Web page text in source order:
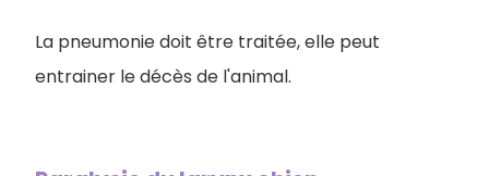
La pneumonie doit être traitée, elle peut
entrainer le décès de l'animal.